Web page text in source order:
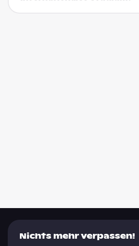
Nichts mehr verpassen!